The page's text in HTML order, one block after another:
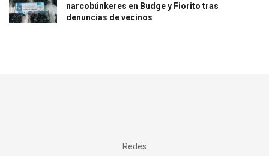
narcobúnkeres en Budge y Fiorito tras
denuncias de vecinos
Redes